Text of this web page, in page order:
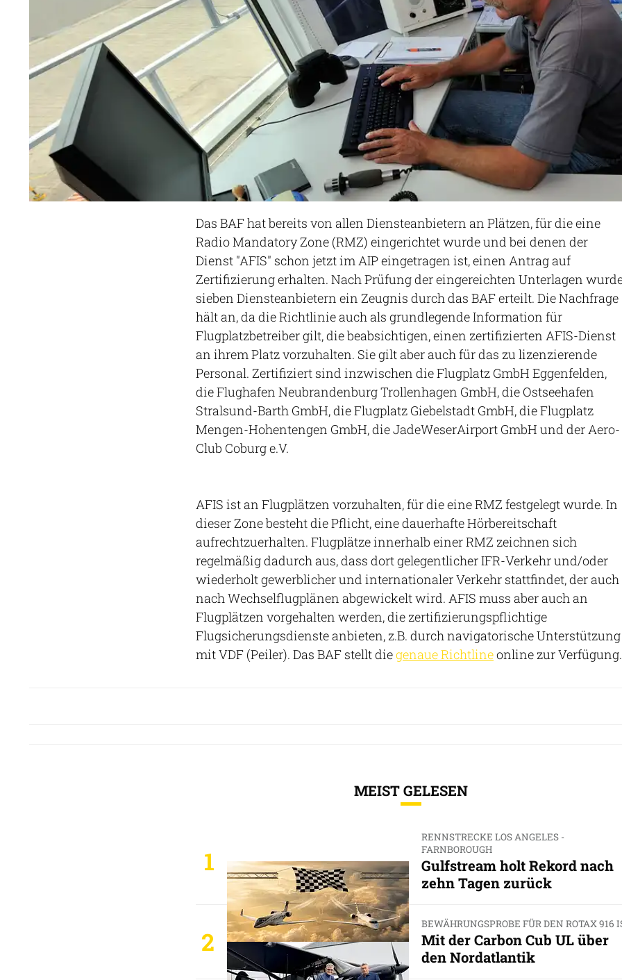
Das BAF hat bereits von allen Diensteanbietern an Plätzen, für die eine
Radio Mandatory Zone (RMZ) eingerichtet wurde und bei denen der
Dienst "AFIS" schon jetzt im AIP eingetragen ist, einen Antrag auf
Zertifizierung erhalten. Nach Prüfung der eingereichten Unterlagen
sieben Diensteanbietern ein Zeugnis durch das BAF erteilt. Die Nachfrage
hält an, da die Richtlinie auch als grundlegende Information für
Flugplatzbetreiber gilt, die beabsichtigen, einen zertifizierten AFIS-Dienst
an ihrem Platz vorzuhalten. Sie gilt aber auch für das zu lizenzierende
Personal. Zertifiziert sind inzwischen die Flugplatz GmbH Eggenfelden,
die Flughafen Neubrandenburg Trollenhagen GmbH, die Ostseehafen
Stralsund-Barth GmbH, die Flugplatz Giebelstadt GmbH, die Flugplatz
Mengen-Hohentengen GmbH, die JadeWeserAirport GmbH und der Aero-
Club Coburg e.V.
AFIS ist an Flugplätzen vorzuhalten, für die eine RMZ festgelegt wurde. In
dieser Zone besteht die Pflicht, eine dauerhafte Hörbereitschaft
aufrechtzuerhalten. Flugplätze innerhalb einer RMZ zeichnen sich
regelmäßig dadurch aus, dass dort gelegentlicher IFR-Verkehr und/oder
wiederholt gewerblicher und internationaler Verkehr stattfindet, der auch
nach Wechselflugplänen abgewickelt wird. AFIS muss aber auch an
Flugplätzen vorgehalten werden, die zertifizierungspflichtige
Flugsicherungsdienste anbieten, z.B. durch navigatorische Unterstützung
mit VDF (Peiler). Das BAF stellt diegenaue Richtlineonline zur Verfügung.
MEIST GELESEN
1
RENNSTRECKE LOS ANGELES -
FARNBOROUGH
Gulfstream holt Rekord nach
zehn Tagen zurück
2
BEWÄHRUNGSPROBE FÜR DEN ROTAX 916
Mit der Carbon Cub UL über
den Nordatlantik